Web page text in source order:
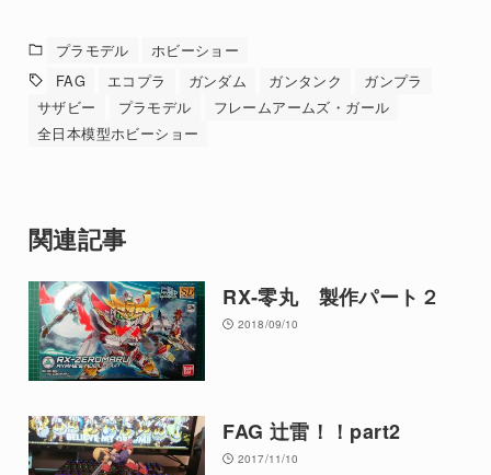
プラモデル
ホビーショー
FAG
エコプラ ガンダム ガンタンク
ガンプラ
サザビー
プラモデル
フレームアームズ・ガール
全日本模型ホビーショー
関連記事
RX‐零丸 製作パート２
2018/09/10
FAG 辻雷！！part2
2017/11/10